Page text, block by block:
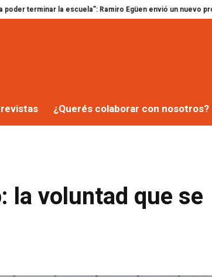
Ramiro Egüen envió un nuevo proyecto al HCD por
¿Querés colaborar con nosotros?
la voluntad que se